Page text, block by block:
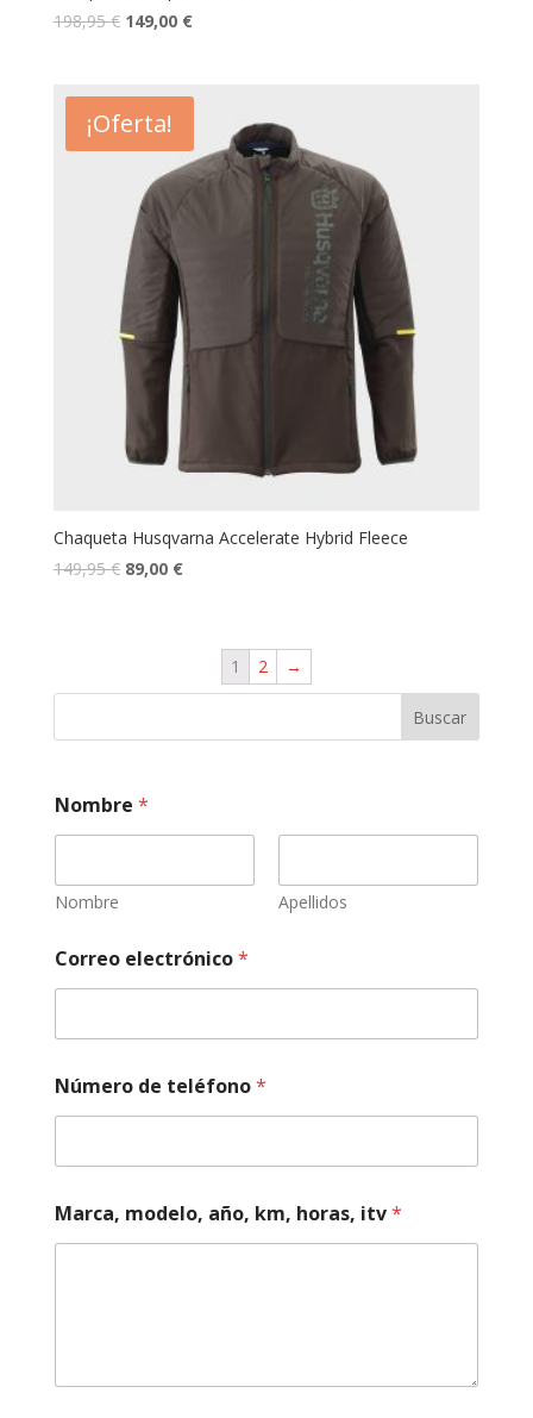
198,95€ 149,00 €
¡Oferta!
Chaqueta Husqvarna Accelerate Hybrid Fleece
149,95€ 89,00 €
1 2 →
Buscar
Nombre *
Nombre Apellidos
Correo electrónico*
Número de teléfono*
Marca, modelo, año, km, horas, itv*